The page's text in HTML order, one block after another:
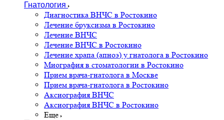
Гнатология
Диагностика ВНЧС в Ростокино
Лечение бруксизма в Ростокино
Лечение ВНЧС
Лечение ВНЧС в Ростокино
Лечение храпа (апноэ) у гнатолога в Ростокино
Миография в стоматологии в Ростокино
Прием врача-гнатолога в Москве
Прием врача-гнатолога в Ростокино
Аксиография ВНЧС
Аксиография ВНЧС в Ростокино
Еще